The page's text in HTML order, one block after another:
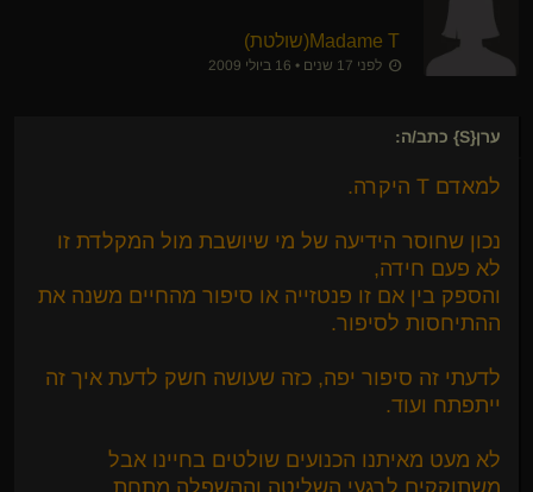
Madame T​(שולטת)
לפני 17 שנים • 16 ביולי 2009
ערן{S} כתב/ה:
למאדם T היקרה.
נכון שחוסר הידיעה של מי שיושבת מול המקלדת זו
לא פעם חידה,
והספק בין אם זו פנטזייה או סיפור מהחיים משנה את
ההתיחסות לסיפור.
לדעתי זה סיפור יפה, כזה שעושה חשק לדעת איך זה
ייתפתח ועוד.
לא מעט מאיתנו הכנועים שולטים בחיינו אבל